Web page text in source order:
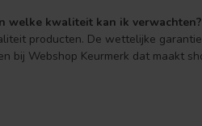
welke kwaliteit kan ik verwachten?
producten. De wettelijke
bij Webshop Keurmerk dat maakt